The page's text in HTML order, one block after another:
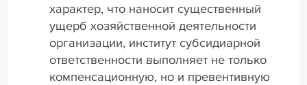
характер, что наносит существенный
ущерб хозяйственной деятельности
организации, институт субсидиарной
ответственности выполняет не только
компенсационную, но и превентивную